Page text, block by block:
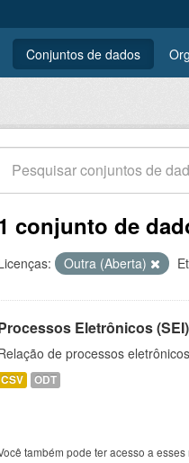
Conjuntos de dados
conjunto de
Outra (Aberta)
Eletrônicos (SEI)
de processos
CSV ODT
também pode ter acesso a